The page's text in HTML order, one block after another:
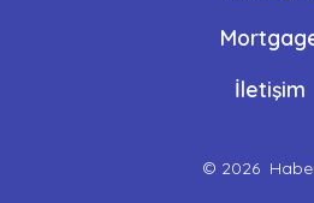
İletişim
© 2026